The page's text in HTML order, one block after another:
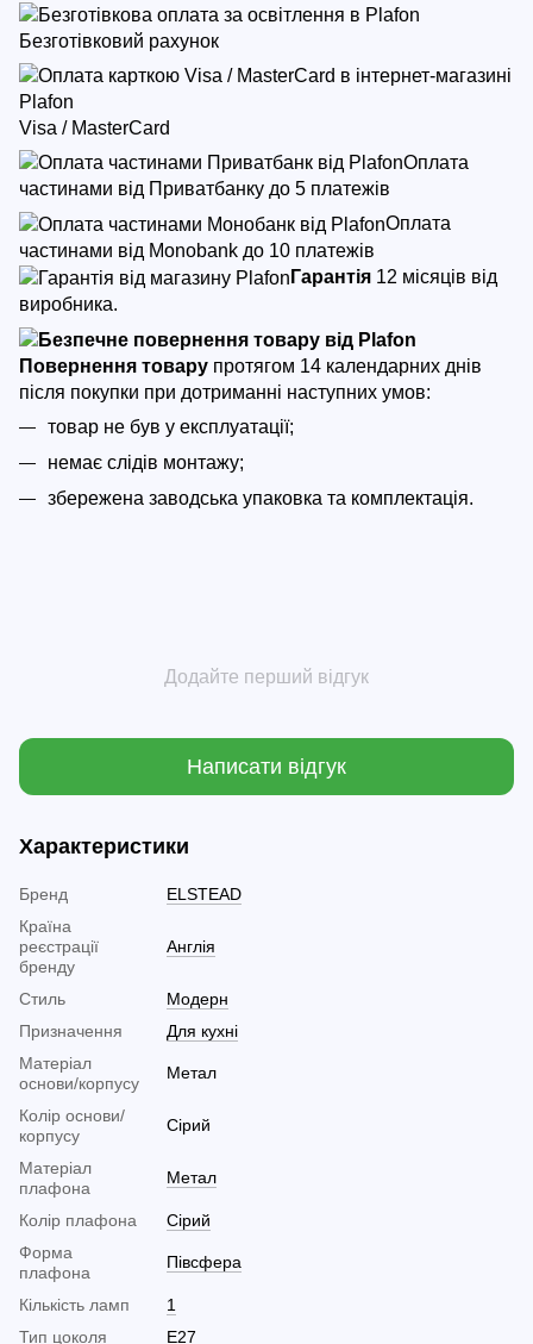
Безготівковий рахунок
Visa / MasterCard
Оплата
частинами від Приватбанку до 5 платежів
Оплата
частинами від Monobank до 10 платежів
Гарантія 12 місяців від
виробника.
Повернення товару протягом 14 календарних днів
після покупки при дотриманні наступних умов:
товар не був у експлуатації;
немає слідів монтажу;
збережена заводська упаковка та комплектація.
Додайте перший відгук
Написати відгук
Характеристики
Бренд
ELSTEAD
Країна
реєстрації
бренду
Англія
Стиль
Модерн
Призначення
Для кухні
Матеріал
основи/корпусу
Метал
Колір основи/
корпусу
Сірий
Матеріал
плафона
Метал
Колір плафона
Сірий
Форма
плафона
Півсфера
Кількість ламп
1
Тип цоколя
E27